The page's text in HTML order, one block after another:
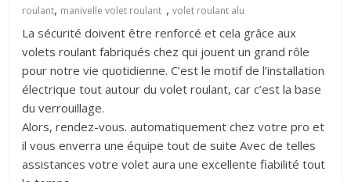
roulant, manivelle volet roulant ,volet roulant alu
La sécurité doivent être renforcé et cela grâce aux
volets roulant fabriqués chez qui jouent un grand rôle
pour notre vie quotidienne. C’est le motif de l’installation
électrique tout autour du volet roulant, car c’est la base
du verrouillage.
Alors, rendez-vous. automatiquement chez votre pro et
il vous enverra une équipe tout de suite Avec de telles
assistances votre volet aura une excellente fiabilité tout